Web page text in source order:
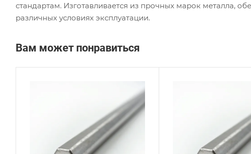
стандартам. Изготавливается из прочных марок металла,
различных условиях эксплуатации.
Вам может понравиться
ASTM A276
Технология изготовления
Горячекатаный
ASTM A276
Технология